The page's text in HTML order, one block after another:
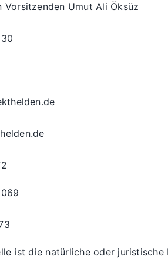
Umut Ali Öksüz
ist die natürliche oder